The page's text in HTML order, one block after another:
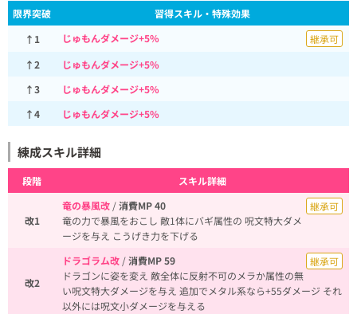
限界突破
習得スキル・特殊効果
↑1
じゅもんダメージ+5%
継承可
↑2
じゅもんダメージ+5%
↑3
じゅもんダメージ+5%
↑4
じゅもんダメージ+5%
練成スキル詳細
段階 スキル詳細
改1
竜の暴風改 /消費MP 40
継承可
竜の力で暴風をおこし 敵1体にバギ属性の 呪文特大ダメ
ージを与え こうげき力を下げる
改2
ドラゴラム改 /消費MP 59
継承可
ドラゴンに姿を変え 敵全体に反射不可のメラか属性の無
い呪文特大ダメージを与え 追加でメタル系なら+55ダメージ それ
以外には呪文小ダメージを与える